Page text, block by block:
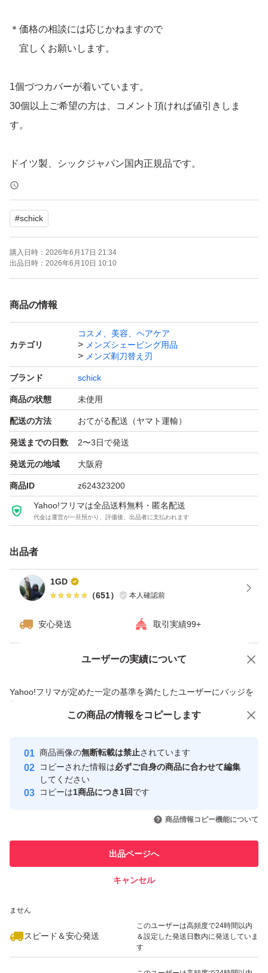
＊価格の相談には応じかねますので
宜しくお願いします。
1個づつカバーが着いています。
30個以上ご希望の方は、コメント頂ければ値引きしま
す。
ドイツ製、シックジャパン国内正規品です。
#クワトロ
#替刃
#schick
購入日時： 2026年6月17日 21:34
出品日時： 2026年6月10日 10:10
商品の情報
カテゴリ
コスメ、美容、ヘアケア
メンズシェービング用品
メンズ剃刀替え刃
ブランド schick
商品の状態 未使用
配送の方法 おてがる配送（ヤマト運輸）
発送までの日数 2〜3日で発送
発送元の地域 大阪府
商品ID z624323200
Yahoo!フリマは全品送料無料・匿名配送
代金は運営が一旦預かり、評価後、出品者に支払われます
出品者
1GD
（651） 本人確認前
安心発送 取引実績99+
ユーザーの実績について
Yahoo!フリマが定めた一定の基準を満たしたユーザーにバッジを
付与しています
安心取引出品者
心・安全なユーザーです
取引実績
引を完了させた実績があります
での取引実績があります
ません
スピード＆安心発送
このユーザーは高頻度で24時間以内
＆設定した発送日数内に発送していま
す
価格の相談 商品への質問
この商品の情報をコピーします
商品画像の無断転載は禁止されています
コピーされた情報は必ずご自身の商品に合わせて編集
してください
コピーは1商品につき1回です
商品情報コピー機能について
出品ページへ
キャンセル
この商品をみている人にオススメ